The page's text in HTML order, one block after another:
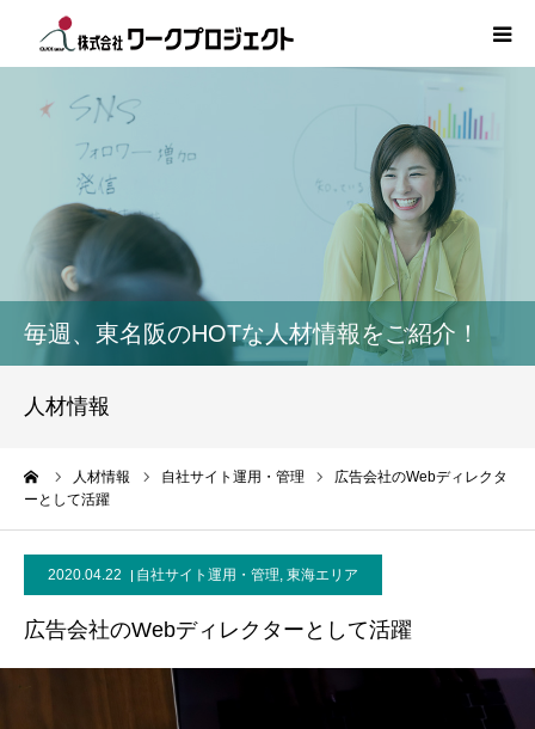
毎週、東名阪のHOTな人材情報をご紹介！
人材情報
人材情報 自社サイト運用・管理
広告会社のWebディレクタ
ーとして活躍
2020.04.22 自社サイト運用・管理, 東海エリア
広告会社のWebディレクターとして活躍
TOP
初めての方
サービス
活用事例
インタビュー
お問い合わせ